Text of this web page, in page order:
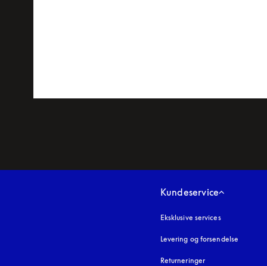
Kundeservice
Eksklusive services
Levering og forsendelse
Returneringer